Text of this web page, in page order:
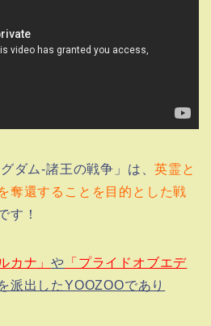
ダム-諸王の戦争」は、英霊と
奪還することを目的とした戦
す！
カナ」や 「プライドオブエデ
派出したYOOZOOであり